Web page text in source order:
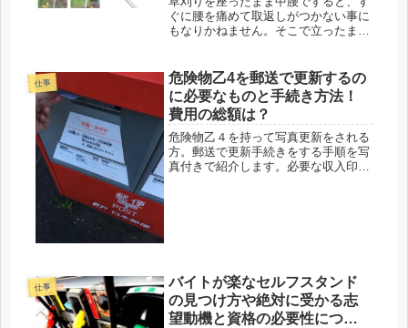
ぐに腰を痛めて取返しがつかない事に
もなりかねません。そこで立ったまま
くさんでてきますよね？特に三角ホー
ステンレスタイプはホームセンターに
も...
仕事
危険物乙4を郵送で更新するの
に必要なものと手続き方法！
費用の総額は？
危険物乙４を持って写真更新をされる
方。郵送で更新手続きをする手順を写
真付きで紹介します。必要な収入印紙
仕事
バイトが楽なセルフスタンド
の見つけ方や絶対に受かる志
望動機と資格の必要性につい